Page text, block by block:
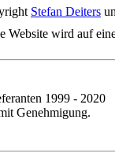
Stefan Deiters
Website wird auf
1999 - 2020
Genehmigung.